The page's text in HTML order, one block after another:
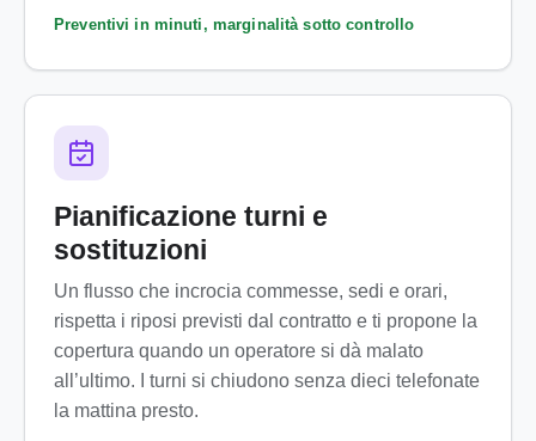
Preventivi in minuti, marginalità sotto controllo
Pianificazione turni e
sostituzioni
Un flusso che incrocia commesse, sedi e orari,
rispetta i riposi previsti dal contratto e ti propone la
copertura quando un operatore si dà malato
all’ultimo. I turni si chiudono senza dieci telefonate
la mattina presto.